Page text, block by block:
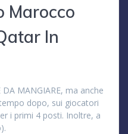
Marocco
In
MANGIARE, ma anche
dopo, sui giocatori
i primi 4 posti. Inoltre, a